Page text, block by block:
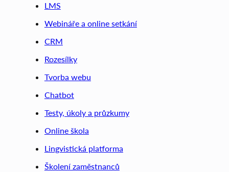
LMS
Webináře a online setkání
CRM
Rozesílky
Tvorba webu
Chatbot
Testy, úkoly a průzkumy
Online škola
Lingvistická platforma
Školení zaměstnanců